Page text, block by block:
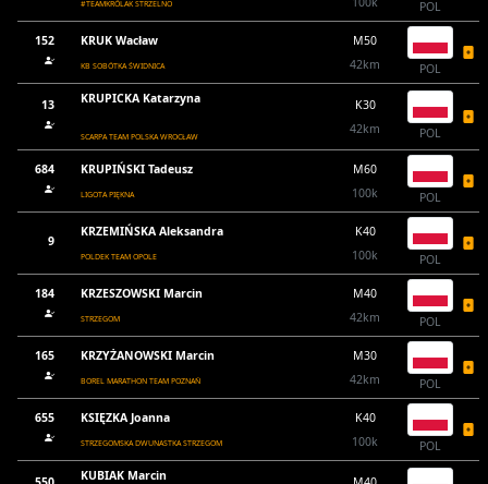
#TEAMKRÓLAK STRZELNO POL
152 KRUK Wacław
KB SOBÓTKA ŚWIDNICA
M50
42km
POL
13 KRUPICKA Katarzyna
SCARPA TEAM POLSKA WROCŁAW
K30
42km
POL
684 KRUPIŃSKI Tadeusz
LIGOTA PIĘKNA
M60
100k
POL
9
KRZEMIŃSKA Aleksandra
POLDEK TEAM OPOLE
K40
100k
POL
184 KRZESZOWSKI Marcin
STRZEGOM
M40
42km
POL
165 KRZYŻANOWSKI Marcin
BOREL MARATHON TEAM POZNAŃ
M30
42km
POL
655 KSIĘZKA Joanna
STRZEGOMSKA DWUNASTKA STRZEGOM
K40
100k
POL
KUBIAK Marcin